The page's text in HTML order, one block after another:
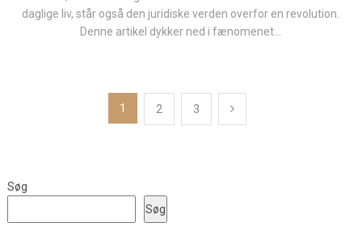
daglige liv, står også den juridiske verden overfor en revolution.
Denne artikel dykker ned i fænomenet...
Indlægsinddeling
1 2 3
Søg
Søg